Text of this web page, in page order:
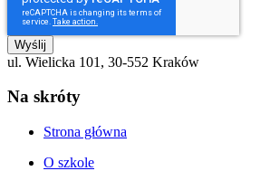
Wyślij
ul. Wielicka 101, 30-552 Kraków
Na skróty
Strona główna
O szkole